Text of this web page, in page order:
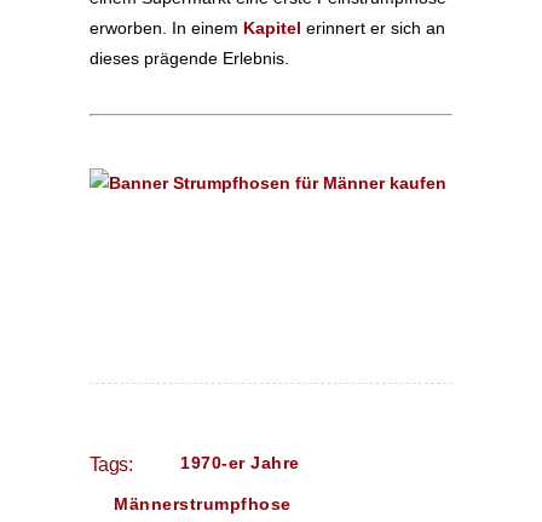
erworben. In einem Kapitel erinnert er sich an
dieses prägende Erlebnis.
Tags: 1970-er Jahre
Männerstrumpfhose